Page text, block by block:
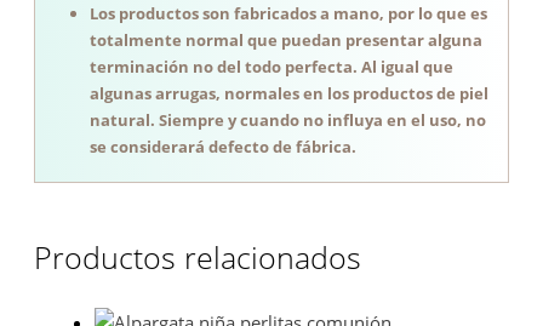
Los productos son fabricados a mano, por lo que es
totalmente normal que puedan presentar alguna
terminación no del todo perfecta. Al igual que
algunas arrugas, normales en los productos de piel
natural. Siempre y cuando no influya en el uso, no
se considerará defecto de fábrica.
Productos relacionados